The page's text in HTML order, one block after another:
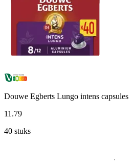
Douwe Egberts Lungo intens capsules
11 .79
40 stuks